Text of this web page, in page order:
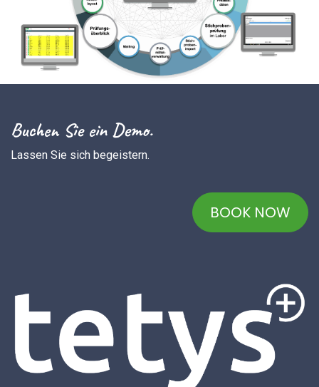
Buchen Sie ein Demo.
Lassen Sie sich begeistern.
BOOK NOW